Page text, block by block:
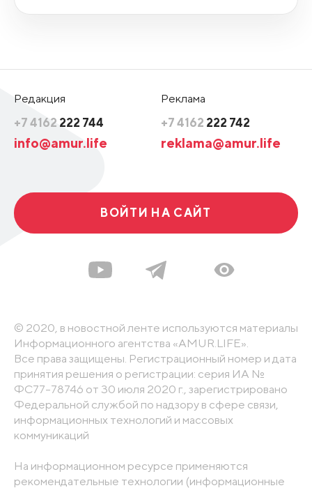
Редакция
+7 4162 222 744
info@amur.life
Реклама
+7 4162 222 742
reklama@amur.life
ВОЙТИ НА САЙТ
© 2020, в новостной ленте используются материалы
Информационного агентства «AMUR.LIFE».
Все права защищены. Регистрационный номер и дата
принятия решения о регистрации: серия ИА №
ФС77-78746 от 30 июля 2020 г., зарегистрировано
Федеральной службой по надзору в сфере связи,
информационных технологий и массовых
коммуникаций
На информационном ресурсе применяются
рекомендательные технологии (информационные